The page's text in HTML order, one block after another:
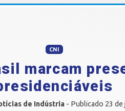
CNI
marcam
de Indústria- Publicado 23 de